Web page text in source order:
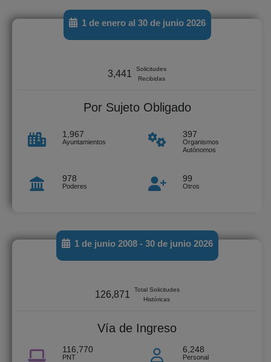
1 de enero al 30 de junio 2026
3,441
Solicitudes
Recibidas
Por Sujeto Obligado
1,967
Ayuntamientos
397
Organismos
Autónomos
978
Poderes
99
Otros
1 de junio 2008 - 30 de junio 2026
126,871
Total Solicitudes
Históricas
Vía de Ingreso
116,770
PNT
6,248
Personal